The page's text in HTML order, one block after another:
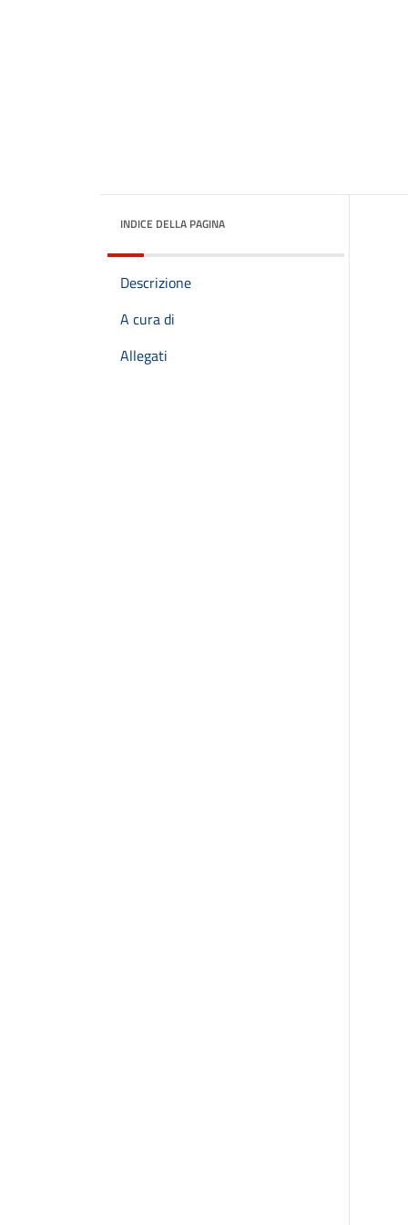
INDICE DELLA PAGINA
Descrizione
A cura di
Allegati